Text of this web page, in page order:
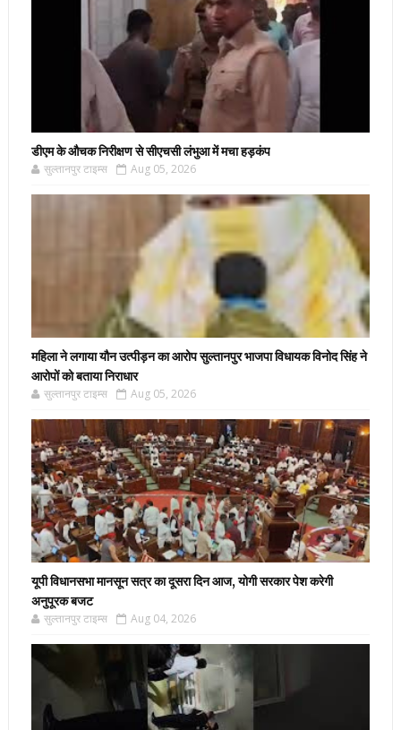
डीएम के औचक निरीक्षण से सीएचसी लंभुआ में मचा हड़कंप
सुल्तानपुर टाइम्स Aug 05, 2026
महिला ने लगाया यौन उत्पीड़न का आरोप सुल्तानपुर भाजपा विधायक विनोद सिंह ने
आरोपों को बताया निराधार
सुल्तानपुर टाइम्स Aug 05, 2026
यूपी विधानसभा मानसून सत्र का दूसरा दिन आज, योगी सरकार पेश करेगी
अनुपूरक बजट
सुल्तानपुर टाइम्स Aug 04, 2026